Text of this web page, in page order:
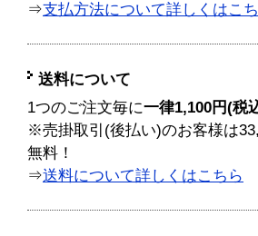
⇒支払方法について詳しくはこ
送料について
1つのご注文毎に一律1,100円(税
※売掛取引(後払い)のお客様は
無料！
⇒送料について詳しくはこちら